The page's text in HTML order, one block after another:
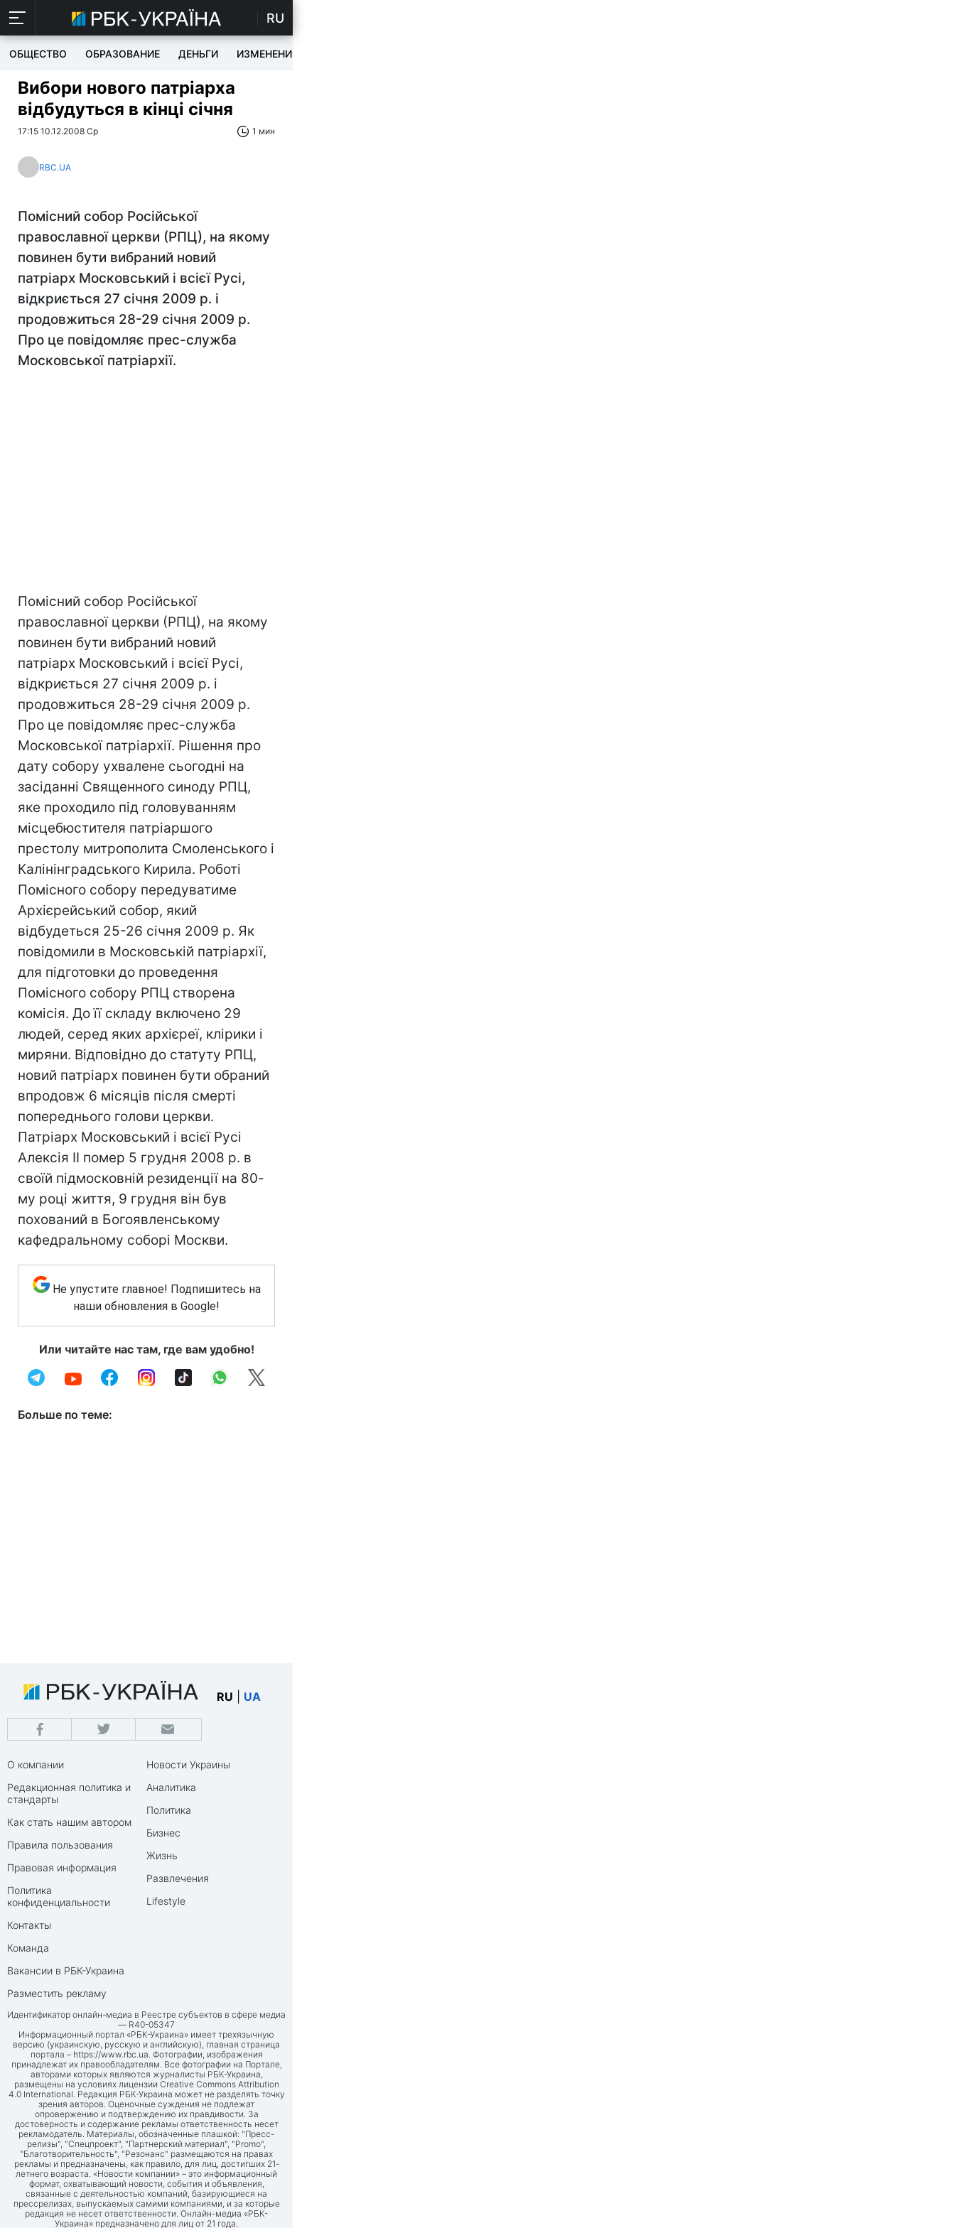
RU
ОБЩЕСТВО ОБРАЗОВАНИЕ ДЕНЬГИ ИЗМЕНЕНИЯ
Вибори нового патріарха
відбудуться в кінці січня
17:15 10.12.2008 Ср 1 мин
RBC.UA
Помісний собор Російської
православної церкви (РПЦ), на якому
повинен бути вибраний новий
патріарх Московський і всієї Русі,
відкриється 27 січня 2009 р. і
продовжиться 28-29 січня 2009 р.
Про це повідомляє прес-служба
Московської патріархії.
Помісний собор Російської
православної церкви (РПЦ), на якому
повинен бути вибраний новий
патріарх Московський і всієї Русі,
відкриється 27 січня 2009 р. і
продовжиться 28-29 січня 2009 р.
Про це повідомляє прес-служба
Московської патріархії. Рішення про
дату собору ухвалене сьогодні на
засіданні Священного синоду РПЦ,
яке проходило під головуванням
місцебюстителя патріаршого
престолу митрополита Смоленського і
Калінінградського Кирила. Роботі
Помісного собору передуватиме
Архієрейський собор, який
відбудеться 25-26 січня 2009 р. Як
повідомили в Московській патріархії,
для підготовки до проведення
Помісного собору РПЦ створена
комісія. До її складу включено 29
людей, серед яких архієреї, клірики і
миряни. Відповідно до статуту РПЦ,
новий патріарх повинен бути обраний
впродовж 6 місяців після смерті
попереднього голови церкви.
Патріарх Московський і всієї Русі
Алексія II помер 5 грудня 2008 р. в
своїй підмосковній резиденції на 80-
му році життя, 9 грудня він був
похований в Богоявленському
кафедральному соборі Москви.
Не упустите главное! Подпишитесь на
наши обновления в Google!
Или читайте нас там, где вам удобно!
Больше по теме:
RU UA
О компании
Редакционная политика и
стандарты
Как стать нашим автором
Правила пользования
Правовая информация
Политика
конфиденциальности
Контакты
Команда
Вакансии в РБК-Украина
Разместить рекламу
Новости Украины
Аналитика
Политика
Бизнес
Жизнь
Развлечения
Lifestyle
Идентификатор онлайн-медиа в Реестре субъектов в сфере медиа
— R40-05347
Информационный портал «РБК-Украина» имеет трехязычную
версию (украинскую, русскую и английскую), главная страница
портала – https://www.rbc.ua. Фотографии, изображения
принадлежат их правообладателям. Все фотографии на Портале,
авторами которых являются журналисты РБК-Украина,
размещены на условиях лицензии Creative Commons Attribution
4.0 International. Редакция РБК-Украина может не разделять точку
зрения авторов. Оценочные суждения не подлежат
опровержению и подтверждению их правдивости. За
достоверность и содержание рекламы ответственность несет
рекламодатель. Материалы, обозначенные плашкой: "Пресс-
релизы", "Спецпроект", "Партнерский материал", "Promo",
"Благотворительность", "Резонанс" размещаются на правах
рекламы и предназначены, как правило, для лиц, достигших 21-
летнего возраста. «Новости компании» – это информационный
формат, охватывающий новости, события и объявления,
связанные с деятельностью компаний, базирующиеся на
прессрелизах, выпускаемых самими компаниями, и за которые
редакция не несет ответственности. Онлайн-медиа «РБК-
Украина» предназначено для лиц от 21 года.